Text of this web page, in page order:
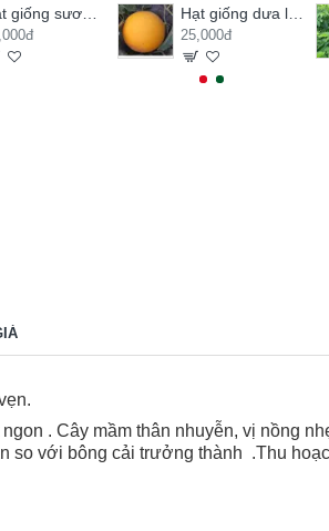
Hạt giống dưa lê kim hoàng hậu
25,000đ
. Cây mầm thân nhuyễn, vị nồng
so với bông cải trưởng thành .Thu